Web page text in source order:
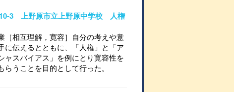
3 上野原市立上野原中学校 人権
［相互理解，寛容］自分の考えや意
に伝えるとともに、「人権」と「ア
ャスバイアス」を例にとり寛容性を
らうことを目的として行った。